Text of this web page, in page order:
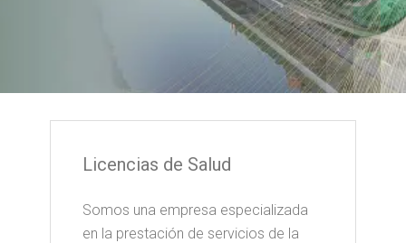
Licencias de Salud
Somos una empresa especializada
en la prestación de servicios de la